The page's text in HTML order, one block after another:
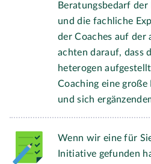
Beratungsbedarf
und die fachliche
der Coaches auf der
achten darauf, dass
heterogen
Coaching eine
und sich
Wenn wir eine für
Initiative gefunden